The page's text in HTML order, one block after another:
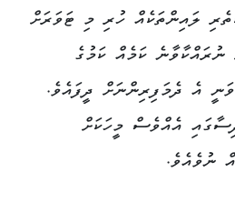
ލައިންތަކެއް ހުރި މި ޓަވަރަށް
ނުރައްކާވާނެ ކަމެއް ކަމުގެ
އެ ދެމަފިރިންނަށް ދީފައެވެ.
އެއްވެސް މީހަކަށް
ނުވެއެވެ.